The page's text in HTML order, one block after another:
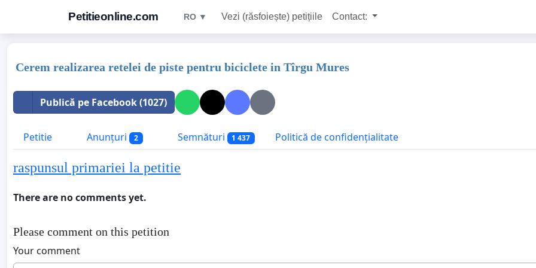
Petitieonline.com RO ▼ Vezi (răsfoiește) petițiile Contact:
Cerem realizarea retelei de piste pentru biciclete in Tîrgu Mures
Publică pe Facebook (1027)
Petitie Anunțuri 2 Semnături 1 437 Politică de confidențialitate
raspunsul primariei la petitie
There are no comments yet.
Please comment on this petition
Your comment